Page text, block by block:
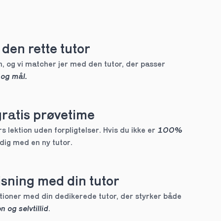
rette tutor
og vi matcher jer med den tutor, der passer
mål.
prøvetime
lektion uden forpligtelser. Hvis du ikke er 100%
med en ny tutor.
med din tutor
og selvtillid.